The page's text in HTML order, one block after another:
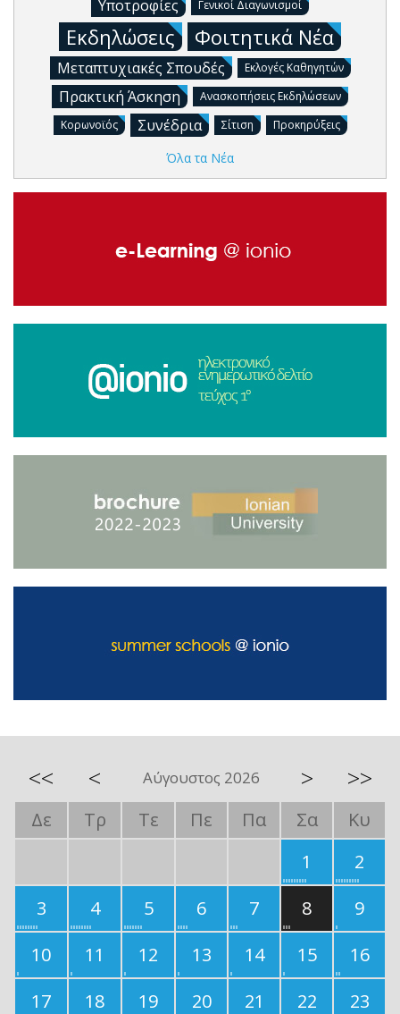
Υποτροφίες Γενικοί Διαγωνισμοί
Εκδηλώσεις Φοιτητικά Νέα
Μεταπτυχιακές Σπουδές Εκλογές Καθηγητών
Πρακτική Άσκηση
Ανασκοπήσεις Εκδηλώσεων
Κορωνοϊός
Συνέδρια Σίτιση Προκηρύξεις
Όλα τα Νέα
<< < Αύγουστος 2026 > >>
Δε Τρ Τε Πε Πα Σα
Κυ
1
2
3
4 5 6 7 8
9
10
11 12 13 14 15
16
17
18 19 20 21 22
23